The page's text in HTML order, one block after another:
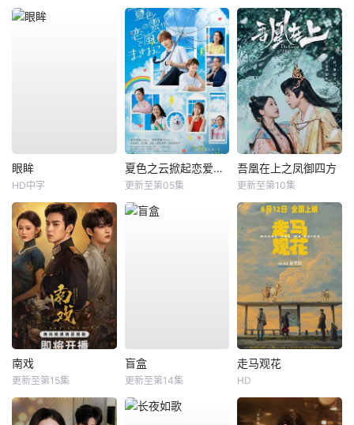
眼眸
HD中字
夏色之云掀起恋爱与风暴
更新至第05集
吾凰在上之凤御四方
更新至第10集
南戏
更新至第15集
盲盒
更新至第14集
走马观花
HD